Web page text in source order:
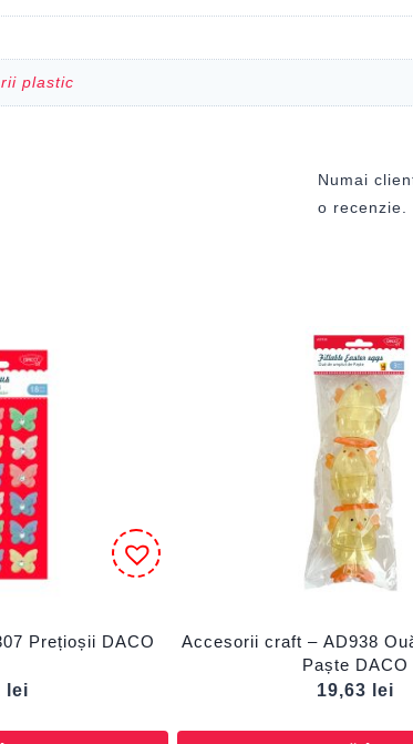
plastic
Numai
o recenzie.
Prețioșii DACO
lei
Accesorii craft – AD938
Paște DACO
19,63
lei